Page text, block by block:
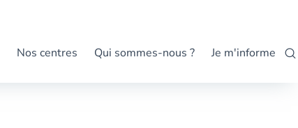
Nos centres Qui sommes-nous ? Je m'informe